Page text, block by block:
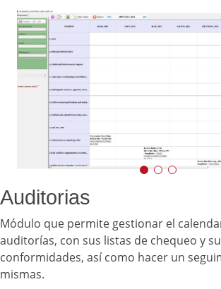
Auditorias
Módulo que permite gestionar el
auditorías, con sus listas de chequeo y
conformidades, así como hacer un
mismas.